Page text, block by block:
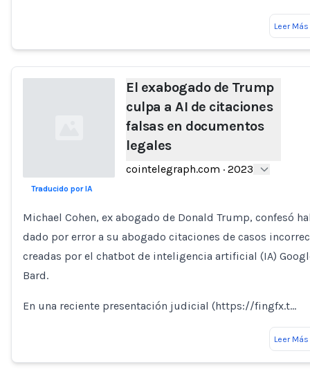
Leer Más
El exabogado de Trump
culpa a AI de citaciones
falsas en documentos
legales
cointelegraph.com · 2023
Traducido por IA
Michael Cohen, ex abogado de Donald Trump, confesó
dado por error a su abogado citaciones de casos
creadas por el chatbot de inteligencia artificial (IA)
Bard.
En una reciente presentación judicial (https://fingfx.t…
Leer Más